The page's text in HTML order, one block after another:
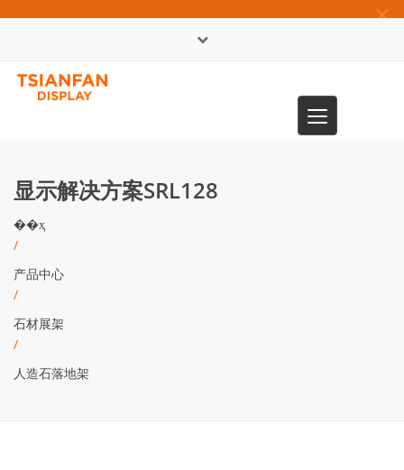
×
Toggle
navigation
显示解决方案SRL128
��ҳ
/
产品中心
/
石材展架
/
人造石落地架